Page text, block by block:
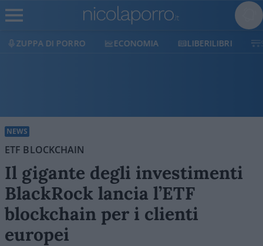
ECONOMIA LIBERILIBRI SHOP SOSTIENICI
NEWS
ETF BLOCKCHAIN
Il gigante degli investimenti
BlackRock lancia l’ETF
blockchain per i clienti
europei